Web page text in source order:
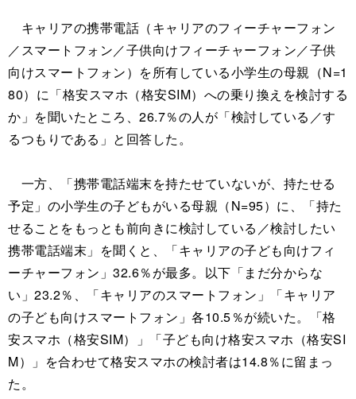
キャリアの携帯電話（キャリアのフィーチャーフォン
／スマートフォン／子供向けフィーチャーフォン／子供
向けスマートフォン）を所有している小学生の母親（N=1
80）に「格安スマホ（格安SIM）への乗り換えを検討する
か」を聞いたところ、26.7％の人が「検討している／す
るつもりである」と回答した。
一方、「携帯電話端末を持たせていないが、持たせる
予定」の小学生の子どもがいる母親（N=95）に、「持た
せることをもっとも前向きに検討している／検討したい
携帯電話端末」を聞くと、「キャリアの子ども向けフィ
ーチャーフォン」32.6％が最多。以下「まだ分からな
い」23.2％、「キャリアのスマートフォン」「キャリア
の子ども向けスマートフォン」各10.5％が続いた。「格
安スマホ（格安SIM）」「子ども向け格安スマホ（格安SI
M）」を合わせて格安スマホの検討者は14.8％に留まっ
た。